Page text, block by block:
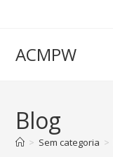
ACMPW
Blog
> Sem categoria >